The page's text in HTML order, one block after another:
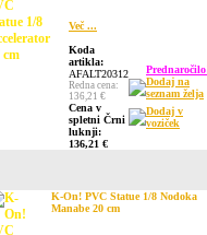
Več ...
Koda
artikla:
AFALT20312
Redna cena:
136,21 €
Cena v
spletni Črni
luknji:
136,21 €
Dodaj na
seznam želja
Dodaj v
voziček
K-On! PVC Statue 1/8 Nodoka
Manabe 20 cm